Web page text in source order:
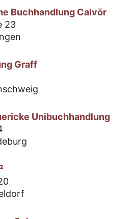
Buchhandlung Calvör
23
Graff
Unibuchhandlung